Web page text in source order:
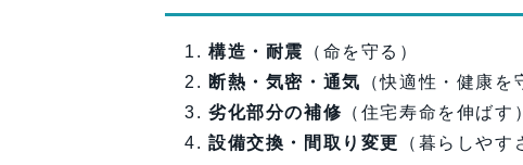
構造・耐震
（命を守る）
断熱・気密・通気
（快適性・健康を
劣化部分の補修 （住宅寿命を伸ばす）
設備交換・間取り変更
（暮らしやす